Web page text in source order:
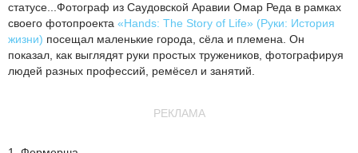
статусе...Фотограф из Саудовской Аравии Омар Реда в рамках
своего фотопроекта «Hands: The Story of Life» (Руки: История
жизни) посещал маленькие города, сёла и племена. Он
показал, как выглядят руки простых тружеников, фотографируя
людей разных профессий, ремёсел и занятий.
РЕКЛАМА